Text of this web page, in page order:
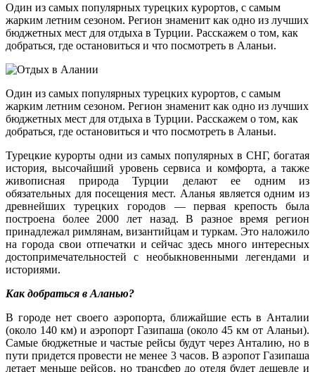
Один из самых популярных турецких курортов, с самым
жарким летним сезоном. Регион знаменит как одно из лучших
бюджетных мест для отдыха в Турции. Расскажем о том, как
добраться, где остановиться и что посмотреть в Аланьи.
Один из самых популярных турецких курортов, с самым
жарким летним сезоном. Регион знаменит как одно из лучших
бюджетных мест для отдыха в Турции. Расскажем о том, как
добраться, где остановиться и что посмотреть в Аланьи.
Турецкие курорты одни из самых популярных в СНГ, богатая
история, высочайший уровень сервиса и комфорта, а также
живописная природа Турции делают ее одним из
обязательных для посещения мест. Аланья является одним из
древнейших турецких городов — первая крепость была
построена более 2000 лет назад. В разное время регион
принадлежал римлянам, византийцам и туркам. Это наложило
на города свои отпечатки и сейчас здесь много интересных
достопримечательностей с необыкновенными легендами и
историями.
Как добраться в Аланью?
В городе нет своего аэропорта, ближайшие есть в Анталии
(около 140 км) и аэропорт Газипаша (около 45 км от Аланьи).
Самые бюджетные и частые рейсы будут через Анталию, но в
пути придется провести не менее 3 часов. В аэропот Газипаша
летает меньше рейсов, но трансфер до отеля будет дешевле и